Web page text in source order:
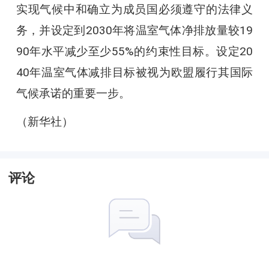
实现气候中和确立为成员国必须遵守的法律义
务，并设定到2030年将温室气体净排放量较19
90年水平减少至少55%的约束性目标。设定20
40年温室气体减排目标被视为欧盟履行其国际
气候承诺的重要一步。
（新华社）
评论